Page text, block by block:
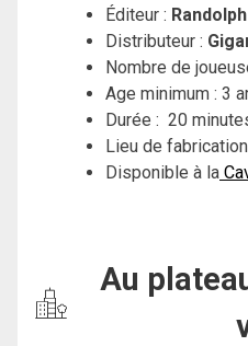
Éditeur : Randolph
Distributeur :
Nombre de
Age minimum : 3
Durée : 20
Lieu de
Disponible à la
Au